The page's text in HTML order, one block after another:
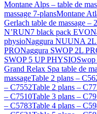
Montane Alps – table de
massage 7-plansMontane
Gerlach table de massage –
N’RUN7 black pack EVO
physioNaggura NUUNA 2L
PRONaggura SWOP 2L
SWOP 5 UP PHYSIOSwop
Grand Relax Spa table de
massageTable 2 plans –
– C7552Table 2 plans –
– C7510Table 3 plans –
– C5783Table 4 plans –